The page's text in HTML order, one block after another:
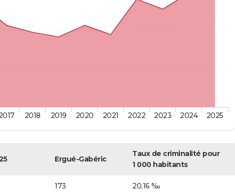
2018 2019 2020 2021 2022 2023 2024 2025
Ergué-Gabéric
Taux de criminalité pour
1 000 habitants
173 20,16 ‰